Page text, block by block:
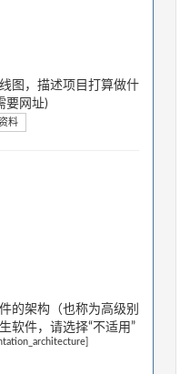
图，描述项目打算做什
要网址)
料
的架构（也称为高级别
软件，请选择“不适用”